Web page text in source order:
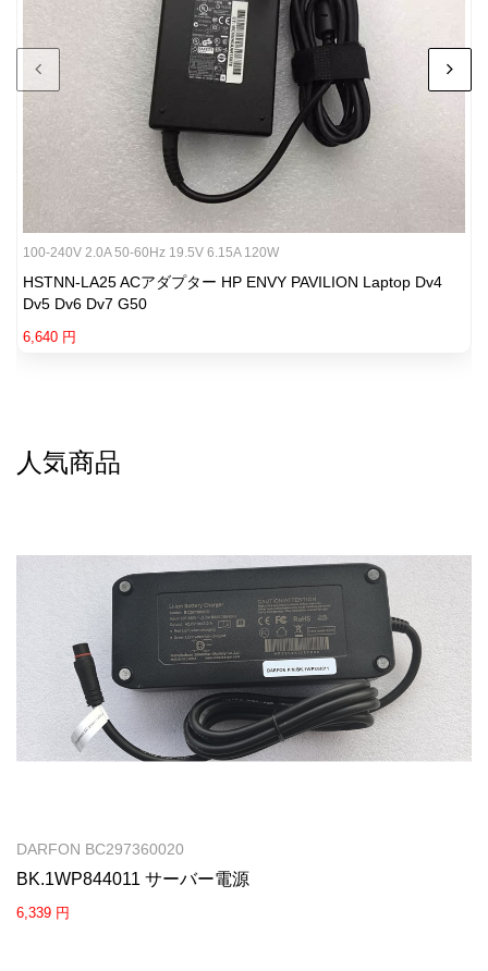
Bruno Catalina 46 / Cub 30 / Cub 32 / Cub 35 / Cub
Pediatric / Firefighter 46 / Humvee 46 / Police 46 / PWC-
2300 / SuperCub 34 / SuperCub 44 / SuperCub 46 /
Thunder 37 / Typhoon C3
C.T.M. Homecare HS-570 / HS-580 / HS-686 / HS-730 / HS-
740 / HS-890 / HS-2850 / HS-5600 / HS-6200
Drive Medical Phoenix 3 (S35010) / Cirrus Plus EC Folding
Power Chair (CPN) / Cobra GT4 / Daytona 3
(S35005/S35006) / Daytona 3 GT (S35005GT/S35006GT) /
(S45001GT/S45002GT) / Gladiator (G694) / Gladiator GT
Freerider FR168-3X / FR168-3XC / FR168-4SP /
Alante HD (GP202SS/GP202CC) / Alante Sport (GP205) /
100-240V 2.0A 50-60Hz 19.5V 6.15A 120W
HSTNN-LA25 ACアダプター HP ENVY PAVILION Laptop Dv4
Dv5 Dv6 Dv7 G50
6,640 円
人気商品
DARFON BC297360020
BK.1WP844011 サーバー電源
6,339 円